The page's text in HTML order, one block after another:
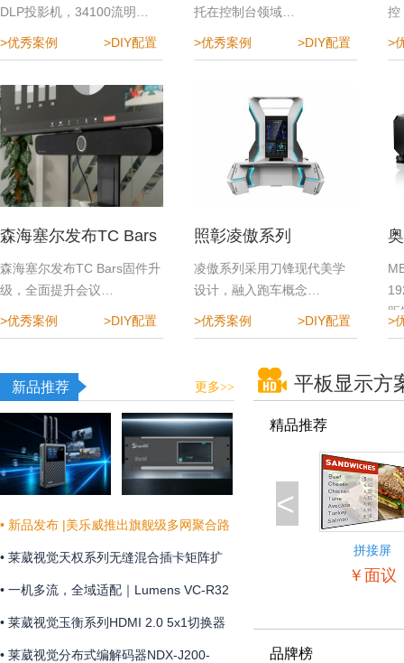
DLP投影机，34100流明…
>优秀案例 >DIY配置
托在控制台领域…
>优秀案例 >DIY配置
控
>
森海塞尔发布TC Bars
固件升级，全面提升会
议体验
森海塞尔发布TC Bars固件升
级，全面提升会议…
>优秀案例 >DIY配置
照彰凌傲系列
凌傲系列采用刀锋现代美学
设计，融入跑车概念…
>优秀案例 >DIY配置 >
新品推荐 更多>>
• 新品发布 |美乐威推出旗舰级多网聚合路
由器Pro Router Max，为关键业务提供更
稳定可靠的网络连接
• 莱葳视觉天权系列无缝混合插卡矩阵扩
展和维护方便
• 一机多流，全域适配｜Lumens VC-R32
摄像机全新上市
• 莱葳视觉玉衡系列HDMI 2.0 5x1切换器
支持4K@60Hz 4:4:4分辨率及18Gbps视
• 莱葳视觉分布式编解码器NDX-J200-
平板显示方
精品推荐
<
拼接屏
￥面议
品牌榜